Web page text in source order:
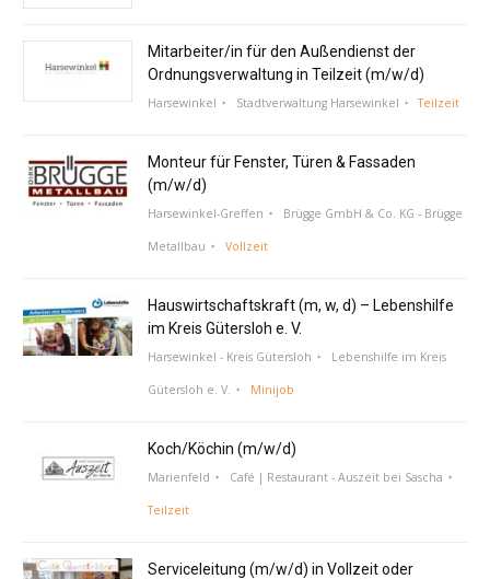
Mitarbeiter/in für den Außendienst der
Ordnungsverwaltung in Teilzeit (m/w/d)
Harsewinkel Stadtverwaltung Harsewinkel Teilzeit
Monteur für Fenster, Türen & Fassaden
(m/w/d)
Harsewinkel-Greffen Brügge GmbH & Co. KG - Brügge
Metallbau Vollzeit
Hauswirtschaftskraft (m, w, d) – Lebenshilfe
im Kreis Gütersloh e. V.
Harsewinkel - Kreis Gütersloh Lebenshilfe im Kreis
Gütersloh e. V. Minijob
Koch/Köchin (m/w/d)
Marienfeld Café | Restaurant - Auszeit bei Sascha
Teilzeit
Serviceleitung (m/w/d) in Vollzeit oder